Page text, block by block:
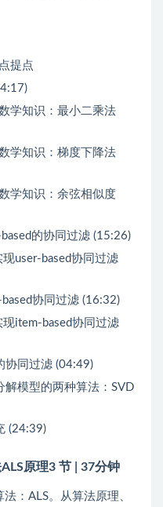
提点
学知识：最小二乘法
学知识：梯度下降法
学知识：余弦相似度
的协同过滤 (15:26)
user-based协同过滤
协同过滤 (16:32)
item-based协同过滤
协同过滤 (04:49)
模型的两种算法：SVD
(24:39)
原理3 节 | 37分钟
：ALS。从算法原理、